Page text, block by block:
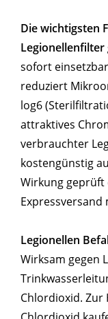
Die wichtigsten
Legionellenfilter
sofort einsetzbar
reduziert
log6
attraktives
verbrauchter
kostengünstig
Wirkung
Expressversand
Legionellen
Wirksam gegen
Chlordioxid. Zur